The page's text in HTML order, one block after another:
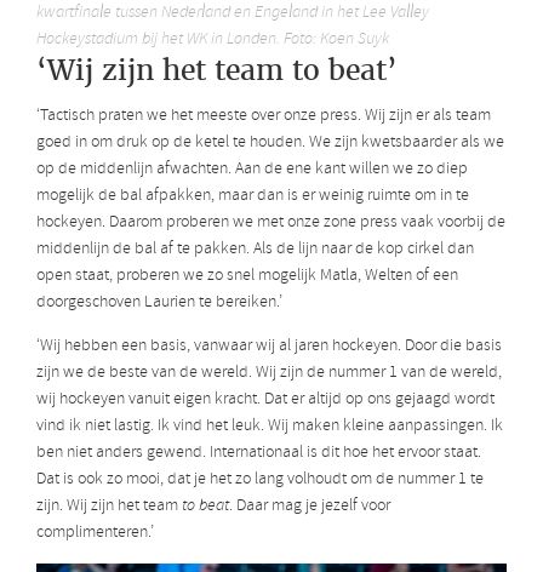
kwartfinale tussen Nederland en Engeland in het Lee Valley
Hockeystadium bij het WK in Londen. Foto: Koen Suyk
‘Wij zijn het team to beat’
‘Tactisch praten we het meeste over onze press. Wij zijn er als team
goed in om druk op de ketel te houden. We zijn kwetsbaarder als we
op de middenlijn afwachten. Aan de ene kant willen we zo diep
mogelijk de bal afpakken, maar dan is er weinig ruimte om in te
hockeyen. Daarom proberen we met onze zone press vaak voorbij de
middenlijn de bal af te pakken. Als de lijn naar de kop cirkel dan
open staat, proberen we zo snel mogelijk Matla, Welten of een
doorgeschoven Laurien te bereiken.’
‘Wij hebben een basis, vanwaar wij al jaren hockeyen. Door die basis
zijn we de beste van de wereld. Wij zijn de nummer 1 van de wereld,
wij hockeyen vanuit eigen kracht. Dat er altijd op ons gejaagd wordt
vind ik niet lastig. Ik vind het leuk. Wij maken kleine aanpassingen. Ik
ben niet anders gewend. Internationaal is dit hoe het ervoor staat.
Dat is ook zo mooi, dat je het zo lang volhoudt om de nummer 1 te
zijn. Wij zijn het team to beat. Daar mag je jezelf voor
complimenteren.’